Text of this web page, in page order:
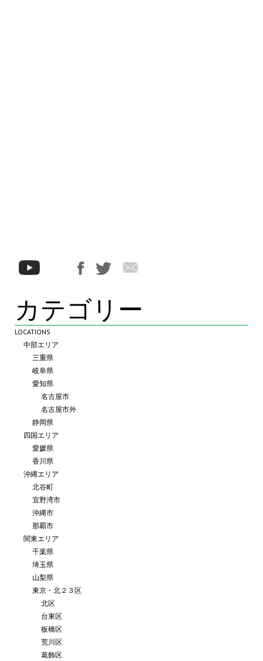
カテゴリー
LOCATIONS
中部エリア
三重県
岐阜県
愛知県
名古屋市
名古屋市外
静岡県
四国エリア
愛媛県
香川県
沖縄エリア
北谷町
宜野湾市
沖縄市
那覇市
関東エリア
千葉県
埼玉県
山梨県
東京・北２３区
北区
台東区
板橋区
荒川区
葛飾区